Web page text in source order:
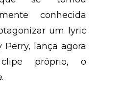
conhecida
um lyric
Perry, lança agora
próprio, o
.